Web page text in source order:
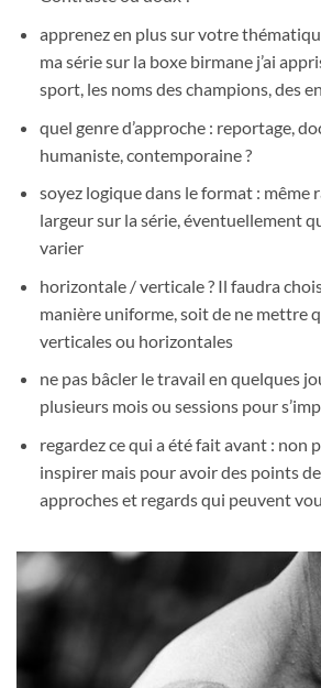
apprenez en plus sur votre
ma série sur la boxe birmane j’ai
sport, les noms des champions, des
quel genre d’approche : reportage,
humaniste, contemporaine ?
soyez logique dans le format : même
largeur sur la série, éventuellement
varier
horizontale / verticale ? Il faudra
manière uniforme, soit de ne mettre
verticales ou horizontales
ne pas bâcler le travail en quelques
plusieurs mois ou sessions pour
regardez ce qui a été fait avant : non
inspirer mais pour avoir des points
approches et regards qui peuvent